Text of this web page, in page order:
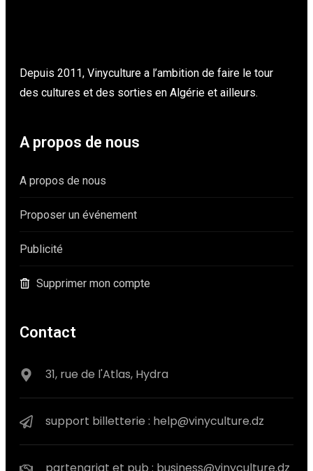
Depuis 2011, Vinyculture a l’ambition de faire le tour
des cultures et des sorties en Algérie et ailleurs.
A propos de nous
A propos de nous
Proposer un événement
Publicité
Supprimer mon compte
Contact
31, rue de l'Atlas, Hydra
support billetterie : help@vinyculture.dz